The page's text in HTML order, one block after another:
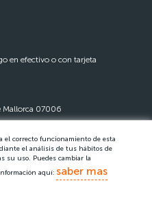
en efectivo o con tarjeta
Mallorca 07006
el correcto funcionamiento de esta
el análisis de tus hábitos de
su uso. Puedes cambiar la
aquí: saber mas